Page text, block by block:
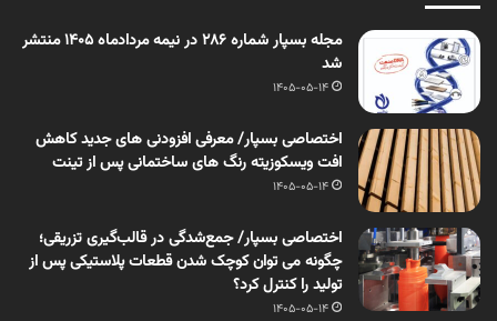
مجله بسپار شماره 286 در نیمه مردادماه 1405 منتشر
شد
1405-05-14
اختصاصی بسپار/ معرفی افزودنی های جدید کاهش
افت ویسکوزیته رنگ های ساختمانی پس از تینت
1405-05-14
اختصاصی بسپار/ جمع‌شدگی در قالب‌گیری تزریقی؛
چگونه می توان کوچک شدن قطعات پلاستیکی پس از
تولید را کنترل کرد؟
1405-05-14